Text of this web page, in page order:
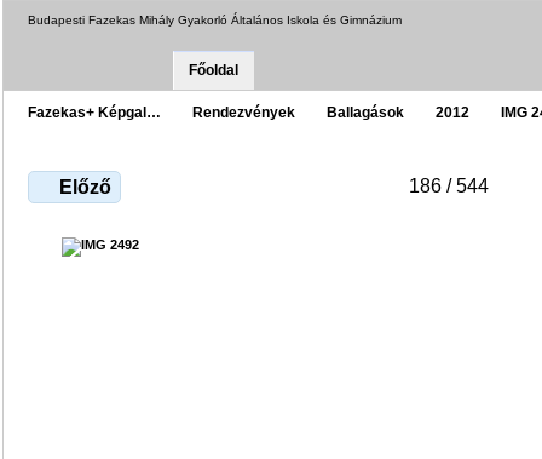
Budapesti Fazekas Mihály Gyakorló Általános Iskola és Gimnázium
Főoldal
Fazekas+ Képgal… Rendezvények Ballagások 2012 IMG
Előző 186 / 544